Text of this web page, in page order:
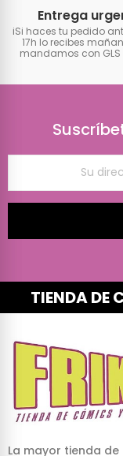
Entrega
iSi haces tu pedido
17h lo recibes
mandamos con GLS
TIENDA DE
La mayor tienda de